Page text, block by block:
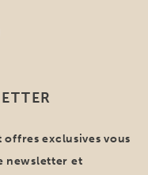
offres exclusives vous
newsletter et